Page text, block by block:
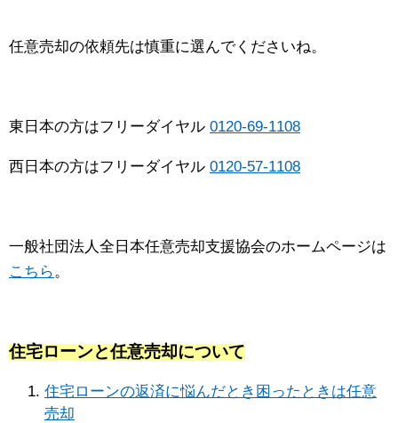
任意売却の依頼先は慎重に選んでくださいね。
東日本の方はフリーダイヤル 0120-69-1108
西日本の方はフリーダイヤル 0120-57-1108
一般社団法人全日本任意売却支援協会のホームページは
こちら 。
住宅ローンと任意売却について
住宅ローンの返済に悩んだとき困ったときは任意
売却